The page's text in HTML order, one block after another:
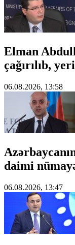
Elman
çağırılıb,
06.08.2026, 13:58
daimi
06.08.2026, 13:47